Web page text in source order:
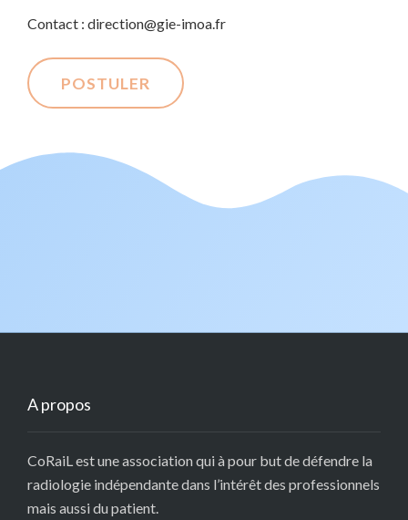
Contact : direction@gie-imoa.fr
A propos
CoRaiL est une association qui à pour but de défendre la
radiologie indépendante dans l’intérêt des professionnels
mais aussi du patient.